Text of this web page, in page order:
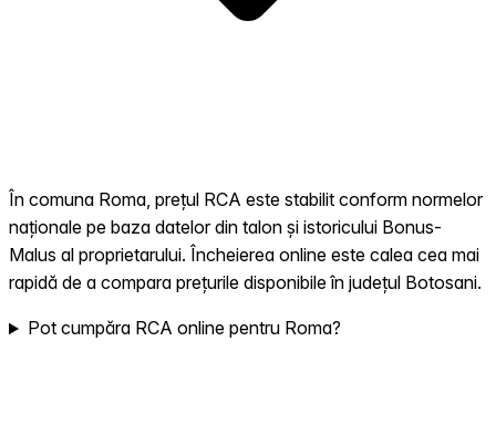
În comuna Roma, prețul RCA este stabilit conform normelor
naționale pe baza datelor din talon și istoricului Bonus-
Malus al proprietarului. Încheierea online este calea cea mai
rapidă de a compara prețurile disponibile în județul Botosani.
Pot cumpăra RCA online pentru Roma?